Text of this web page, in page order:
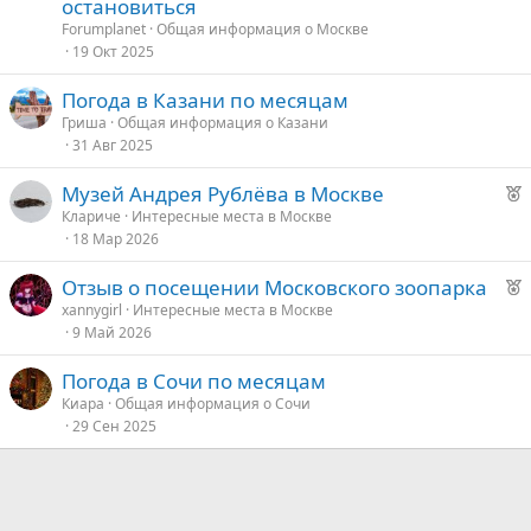
п
о
е
е
остановиться
Forumplanet Общая информация о Москве
19 Окт 2025
Погода в Казани по месяцам
Гриша Общая информация о Казани
31 Авг 2025
Р
о
Музей Андрея Рублёва в Москве
Клариче
Интересные места в Москве
18 Мар 2026
Р
о
Отзыв о посещении Московского зоопарка
xannygirl
Интересные места в Москве
9 Май 2026
Погода в Сочи по месяцам
Киара Общая информация о Сочи
29 Сен 2025